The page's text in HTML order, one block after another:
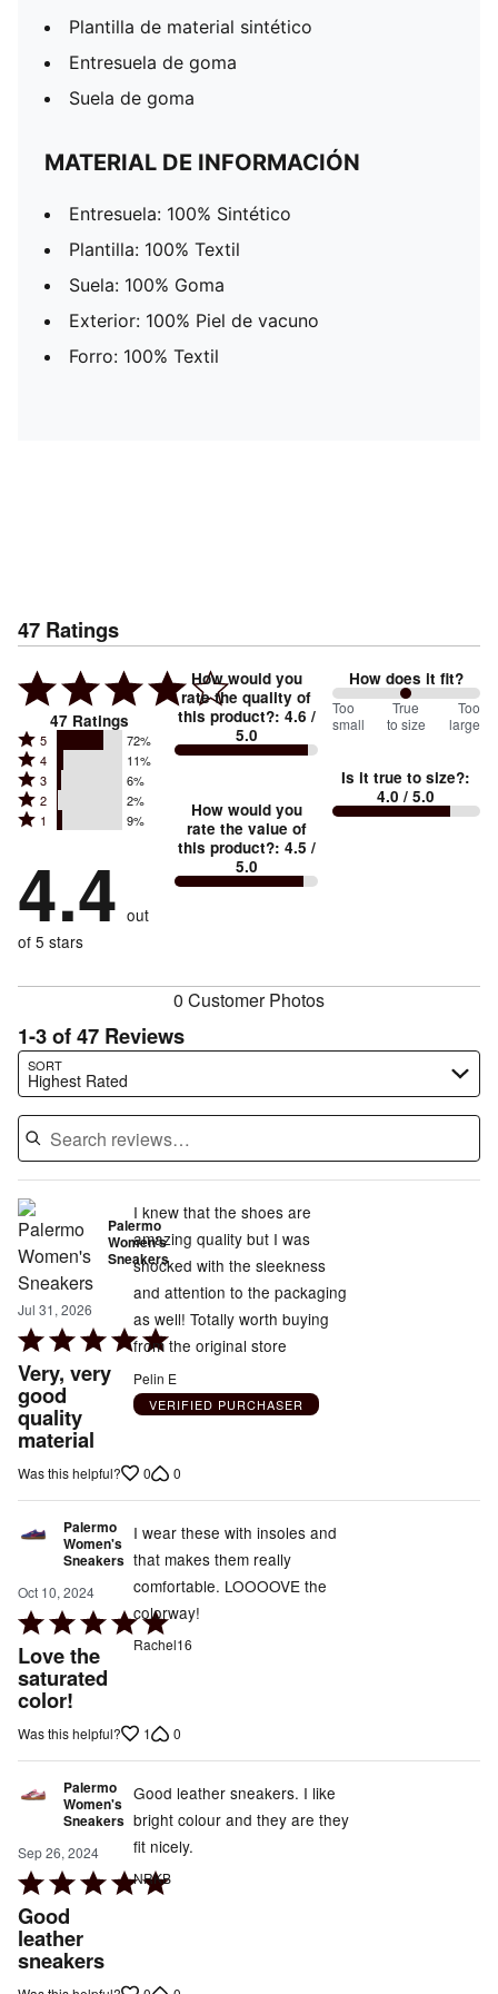
Plantilla de material sintético
Entresuela de goma
Suela de goma
MATERIAL DE INFORMACIÓN
Entresuela: 100% Sintético
Plantilla: 100% Textil
Suela: 100% Goma
Exterior: 100% Piel de vacuno
Forro: 100% Textil
47 Ratings
47 Ratings
Rated
5
stars
by
reviewers
5 72%
Rated
4
stars
by
of
reviewers
4 11%
Rated
3
stars
6%
of
reviewers
3 6%
Rated
2
by
2%
reviewers
2 2%
Rated
stars
by
9%
of
1 9%
4.4 out
of 5 stars
How would you
rate the quality of
this product?: 4.6 /
5.0
How would you
rate the value of
this product?: 4.5 /
5.0
How does it fit?
100
between
small
and
Too
small
True
to size
Too
large
Is it true to size?:
4.0 / 5.0
0 Customer Photos
1-3 of 47 Reviews
SORT
Highest Rated
Search reviews…
Palermo
Women's
Sneakers
Jul 31, 2026
Rated
5
out
of
5
Very, very
good
quality
material
I knew that the shoes are
amazing quality but I was
shocked with the sleekness
and attention to the packaging
as well! Totally worth buying
from the original store
Pelin E
VERIFIED PURCHASER
Was this helpful? 0 0
Palermo
Women's
Sneakers
Oct 10, 2024
Rated
5
out
of
5
Love the
saturated
color!
I wear these with insoles and
that makes them really
comfortable. LOOOOVE the
colorway!
Rachel16
Was this helpful? 1 0
Palermo
Women's
Sneakers
Sep 26, 2024
Rated
5
out
of
5
Good
leather
sneakers
Good leather sneakers. I like
bright colour and they are they
fit nicely.
NRKB